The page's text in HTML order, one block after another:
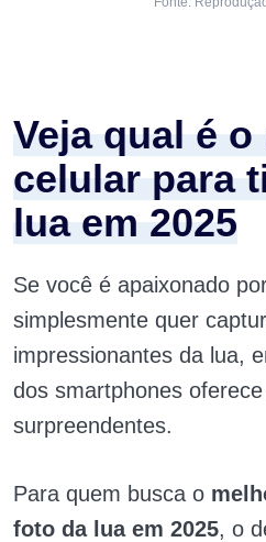
Veja qual é
celular para
lua em 2025
Se você é apaixonado
simplesmente quer
impressionantes da lua,
dos smartphones
surpreendentes.
Para quem busca o
foto da lua em 2025, o